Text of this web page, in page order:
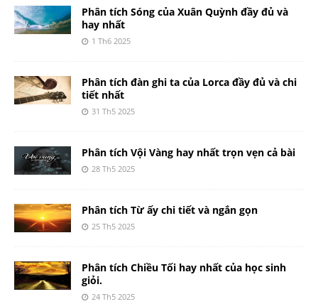
Phân tích Sóng của Xuân Quỳnh đầy đủ và
hay nhất
1 Th6 2025
Phân tích đàn ghi ta của Lorca đầy đủ và chi
tiết nhất
31 Th5 2025
Phân tích Vội Vàng hay nhất trọn vẹn cả bài
28 Th5 2025
Phân tích Từ ấy chi tiết và ngắn gọn
25 Th5 2025
Phân tích Chiều Tối hay nhất của học sinh
giỏi.
24 Th5 2025